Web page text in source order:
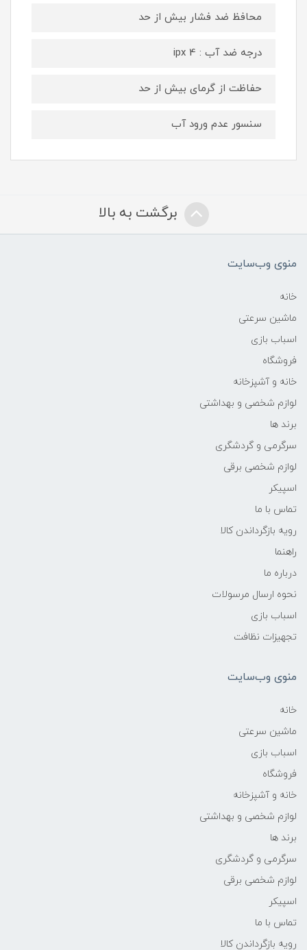
محافظ ضد فشار بیش از حد
درجه ضد آب : ipx 4
حفاظت از گرمای بیش از حد
سنسور عدم ورود آب
برگشت به بالا
منوی وب‌سایت
خانه
ماشین سرعتی
اسباب بازی
فروشگاه
خانه و آشپزخانه
لوازم شخصی و بهداشتی
برند ها
سرگرمی و گردشگری
لوازم شخصی برقی
اسپیکر
تماس با ما
رویه بازگرداندن کالا
راهنما
درباره ما
نحوه ارسال مرسولات
اسباب بازی
تجهیزات نظافت
منوی وب‌سایت
خانه
ماشین سرعتی
اسباب بازی
فروشگاه
خانه و آشپزخانه
لوازم شخصی و بهداشتی
برند ها
سرگرمی و گردشگری
لوازم شخصی برقی
اسپیکر
تماس با ما
رویه بازگرداندن کالا